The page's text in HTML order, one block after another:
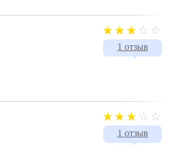
1 отзыв
1 отзыв